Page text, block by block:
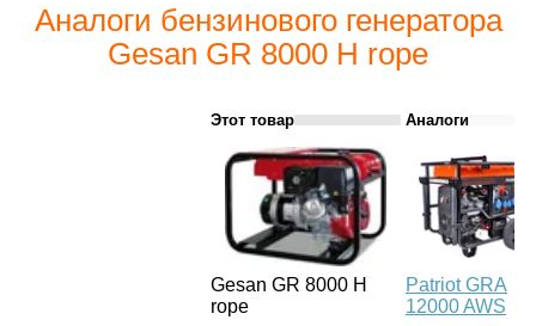
Аналоги бензинового генератора
Gesan GR 8000 H rope
Этот товар Аналоги
Gesan GR 8000 H
rope
Patriot GRA
12000 AWS